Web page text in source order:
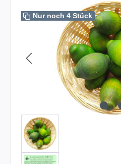
Bildergalerie überspringen
Nur noch 4 Stück